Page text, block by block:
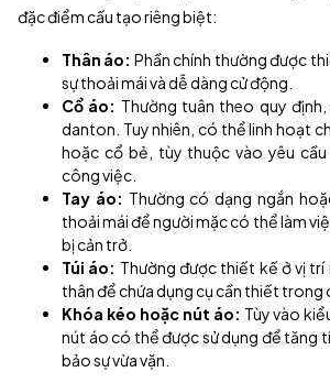
đặc điểm cấu tạo riêng biệt:
Thân áo: Phần chính thường được
sự thoải mái và dễ dàng cử động.
Cổ áo: Thường tuân theo quy
danton. Tuy nhiên, có thể linh hoạt
hoặc cổ bẻ, tùy thuộc vào yêu
công việc.
Tay áo: Thường có dạng ngắn
thoải mái để người mặc có thể làm
bị cản trở.
Túi áo: Thường được thiết kế ở vị trí
thân để chứa dụng cụ cần thiết trong
Khóa kéo hoặc nút áo: Tùy vào
nút áo có thể được sử dụng để tăng
bảo sự vừa vặn.